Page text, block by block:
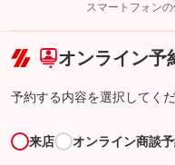
スマートフォン
オンライン予
予約する内容を選択してくだ
来店 オンライン商談